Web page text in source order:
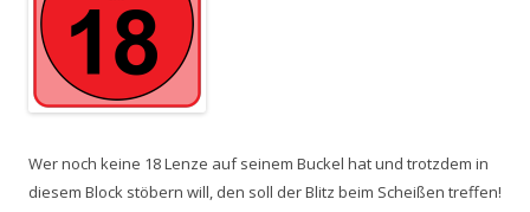
Wer noch keine 18 Lenze auf seinem Buckel hat und trotzdem in
diesem Block stöbern will, den soll der Blitz beim Scheißen treffen!